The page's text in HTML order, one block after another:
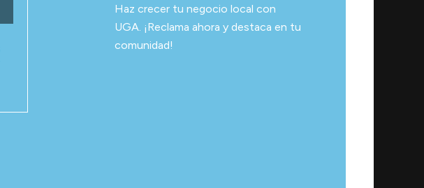
Haz crecer tu negocio local con
UGA. ¡Reclama ahora y destaca en tu
comunidad!